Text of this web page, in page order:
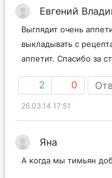
Евгений
Выглядит очень
выкладывать с
аппетит. Спасибо за
2 0
26.03.14 17:51
Яна
А когда мы тимьян